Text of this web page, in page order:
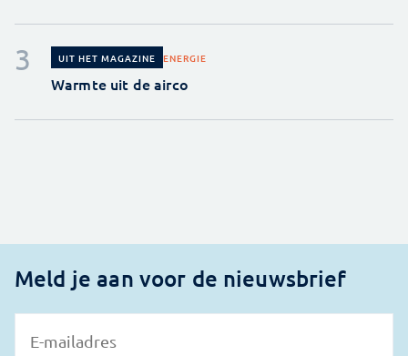
UIT HET MAGAZINE ENERGIE
Warmte uit de airco
Meld je aan voor de nieuwsbrief